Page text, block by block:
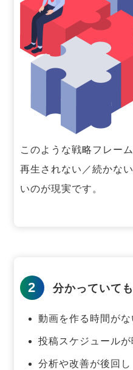
このような戦略フレー
再生されない／続かな
いのが現実です。
2 分かっていて
動画を作る時間がな
投稿スケジュール
分析や改善が後回し